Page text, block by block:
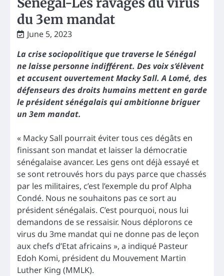
du 3em mandat
June 5, 2023
La crise sociopolitique que traverse le Sénégal
ne laisse personne indifférent. Des voix s’élèvent
et accusent ouvertement Macky Sall. A Lomé, des
défenseurs des droits humains mettent en garde
le président sénégalais qui ambitionne briguer
un 3em mandat.
« Macky Sall pourrait éviter tous ces dégâts en
finissant son mandat et laisser la démocratie
sénégalaise avancer. Les gens ont déjà essayé et
se sont retrouvés hors du pays parce que chassés
par les militaires, c’est l’exemple du prof Alpha
Condé. Nous ne souhaitons pas ce sort au
président sénégalais. C’est pourquoi, nous lui
demandons de se ressaisir. Nous déplorons ce
virus du 3me mandat qui ne donne pas de leçon
aux chefs d’Etat africains », a indiqué Pasteur
Edoh Komi, président du Mouvement Martin
Luther King (MMLK).